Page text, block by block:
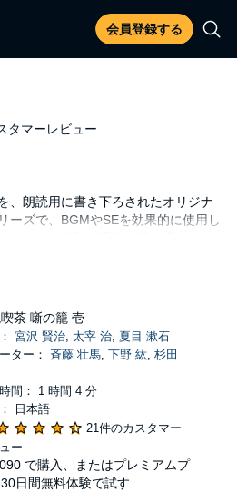
会員登録する
タマーレビュー
、朗読用に書き下ろされたオリジナ
ーズで、BGMやSEを効果的に使用し
います。人気・実力を兼ね備える、
茶 噺の籠 壱
宮沢 賢治, 太宰 治, 夏目 漱石
ター： 斉藤 壮馬, 下野 紘, 杉田
間： 1 時間 4 分
日本語
21件のカスタマー
ー
で購入、またはプレミアムプ
日間無料体験で試す